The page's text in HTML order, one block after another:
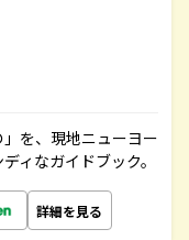
」を、現地ニューヨー
ィなガイドブック。
詳細を見る